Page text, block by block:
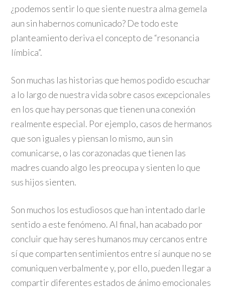
¿podemos sentir lo que siente nuestra alma gemela
aun sin habernos comunicado? De todo este
planteamiento deriva el concepto de “resonancia
límbica”.
Son muchas las historias que hemos podido escuchar
a lo largo de nuestra vida sobre casos excepcionales
en los que hay personas que tienen una conexión
realmente especial. Por ejemplo, casos de hermanos
que son iguales y piensan lo mismo, aun sin
comunicarse, o las corazonadas que tienen las
madres cuando algo les preocupa y sienten lo que
sus hijos sienten.
Son muchos los estudiosos que han intentado darle
sentido a este fenómeno. Al final, han acabado por
concluir que hay seres humanos muy cercanos entre
sí que comparten sentimientos entre sí aunque no se
comuniquen verbalmente y, por ello, pueden llegar a
compartir diferentes estados de ánimo emocionales